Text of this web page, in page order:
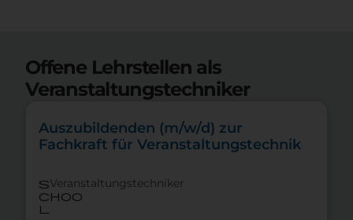
Offene Lehrstellen als
Veranstaltungstechniker
Auszubildenden (m/w/d) zur
Fachkraft für Veranstaltungstechnik
s
choo
l
Veranstaltungstechniker